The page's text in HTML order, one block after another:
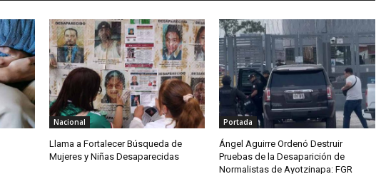
Nacional
Llama a Fortalecer Búsqueda de
Mujeres y Niñas Desaparecidas
Portada
Ángel Aguirre Ordenó Destruir
Pruebas de la Desaparición de
Normalistas de Ayotzinapa: FGR